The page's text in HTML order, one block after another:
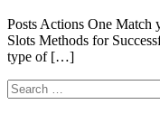
Posts Actions One Match
Slots Methods for
type of […]
Search